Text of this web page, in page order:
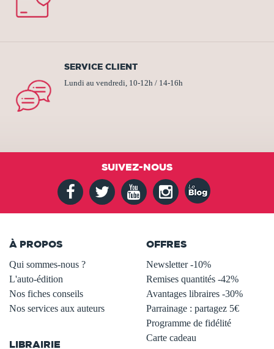
SERVICE CLIENT
Lundi au vendredi, 10-12h / 14-16h
SUIVEZ-NOUS
À PROPOS
Qui sommes-nous ?
L'auto-édition
Nos fiches conseils
Nos services aux auteurs
LIBRAIRIE
OFFRES
Newsletter -10%
Remises quantités -42%
Avantages libraires -30%
Parrainage : partagez 5€
Programme de fidélité
Carte cadeau